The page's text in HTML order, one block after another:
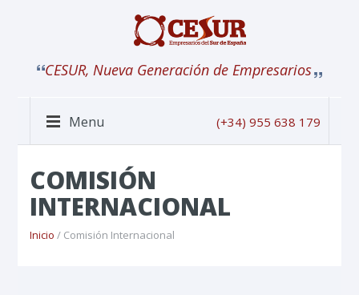
CESUR, Nueva Generación de Empresarios
Menu (+34) 955 638 179
COMISIÓN
INTERNACIONAL
Inicio / Comisión Internacional